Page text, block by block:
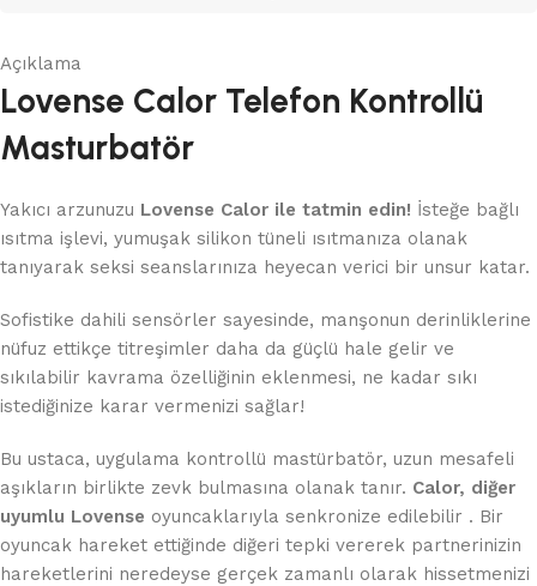
Açıklama
Lovense Calor Telefon Kontrollü
Masturbatör
Yakıcı arzunuzu Lovense Calor ile tatmin edin! İsteğe bağlı
ısıtma işlevi, yumuşak silikon tüneli ısıtmanıza olanak
tanıyarak seksi seanslarınıza heyecan verici bir unsur katar.
Sofistike dahili sensörler sayesinde, manşonun derinliklerine
nüfuz ettikçe titreşimler daha da güçlü hale gelir ve
sıkılabilir kavrama özelliğinin eklenmesi, ne kadar sıkı
istediğinize karar vermenizi sağlar!
Bu ustaca, uygulama kontrollü mastürbatör, uzun mesafeli
aşıkların birlikte zevk bulmasına olanak tanır. Calor, diğer
uyumlu Lovense oyuncaklarıyla senkronize edilebilir . Bir
oyuncak hareket ettiğinde diğeri tepki vererek partnerinizin
hareketlerini neredeyse gerçek zamanlı olarak hissetmenizi